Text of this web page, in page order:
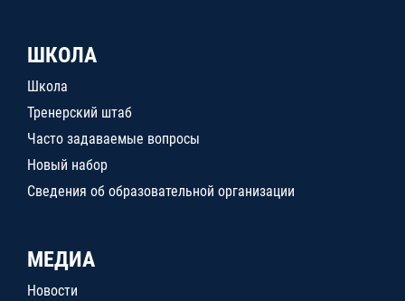
ШКОЛА
Школа
Тренерский штаб
Часто задаваемые вопросы
Новый набор
Сведения об образовательной организации
МЕДИА
Новости